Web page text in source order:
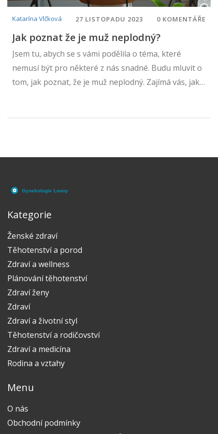
Katarína Vlčková 27 LISTOPADU 2023 0 KOMENTÁŘE
Jak poznat že je muž neplodný?
Jsem tu, abych se s vámi podělila o téma, které
nemusí být pro některé z nás snadné. Budu mluvit o
tom, jak poznat, že je muž neplodný. Zajímá vás, jaké
Kategorie
Ženské zdraví
Těhotenství a porod
Zdraví a wellness
Plánování těhotenství
Zdraví ženy
Zdraví
Zdraví a životní styl
Těhotenství a rodičovství
Zdraví a medicína
Rodina a vztahy
Menu
O nás
Obchodní podmínky